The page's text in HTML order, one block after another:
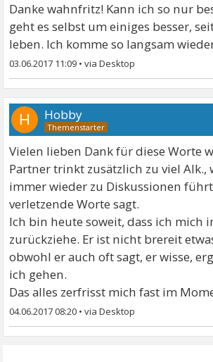
Danke wahnfritz! Kann ich so nur
geht es selbst um einiges besser,
leben. Ich komme so langsam
03.06.2017 11:09 •
H Hobby
Vielen lieben Dank für diese Worte
Partner trinkt zusätzlich zu viel Alk.,
immer wieder zu Diskussionen
verletzende Worte sagt.
Ich bin heute soweit, dass ich mich
zurückziehe. Er ist nicht brereit
obwohl er auch oft sagt, er wisse,
ich gehen.
Das alles zerfrisst mich fast im
04.06.2017 08:20 •